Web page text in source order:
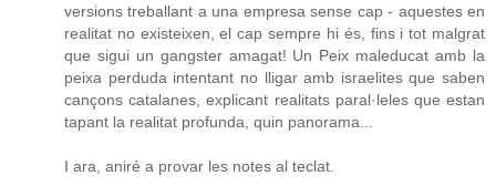
versions treballant a una empresa sense cap - aquestes en
realitat no existeixen, el cap sempre hi és, fins i tot malgrat
que sigui un gangster amagat! Un Peix maleducat amb la
peixa perduda intentant no lligar amb israelites que saben
cançons catalanes, explicant realitats paral·leles que estan
tapant la realitat profunda, quin panorama...
I ara, aniré a provar les notes al teclat.